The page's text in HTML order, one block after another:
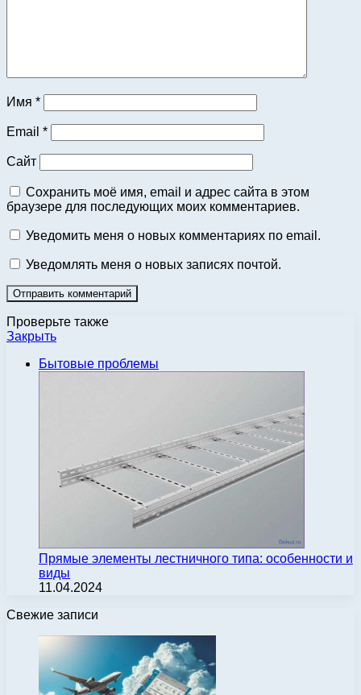
Имя *
Email *
Сайт
Сохранить моё имя, email и адрес сайта в этом
браузере для последующих моих комментариев.
Уведомить меня о новых комментариях по email.
Уведомлять меня о новых записях почтой.
Проверьте также
Закрыть
Бытовые проблемы
Прямые элементы лестничного типа: особенности и
виды
11.04.2024
Свежие записи